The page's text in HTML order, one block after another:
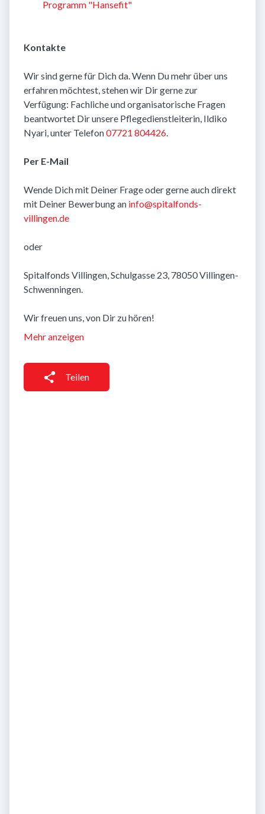
Programm "Hansefit"
Kontakte
Wir sind gerne für Dich da. Wenn Du mehr über uns
erfahren möchtest, stehen wir Dir gerne zur
Verfügung: Fachliche und organisatorische Fragen
beantwortet Dir unsere Pflegedienstleiterin, Ildiko
Nyari, unter Telefon07721 804426.
Per E-Mail
Wende Dich mit Deiner Frage oder gerne auch direkt
mit Deiner Bewerbung an info@spitalfonds-
villingen.de
oder
Spitalfonds Villingen, Schulgasse 23, 78050 Villingen-
Schwenningen.
Wir freuen uns, von Dir zu hören!
Mehr anzeigen
Teilen